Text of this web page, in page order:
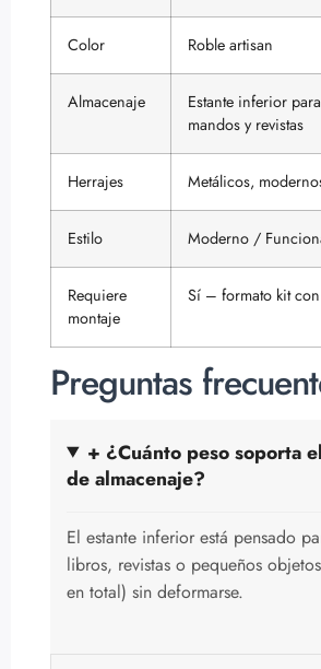
Color Roble artisan
Almacenaje
Estante inferior
mandos y revistas
Herrajes Metálicos,
Estilo Moderno /
Requiere
montaje
Sí – formato kit
Preguntas
+ ¿Cuánto peso soporta
de almacenaje?
El estante inferior está pensado
libros, revistas o pequeños
en total) sin deformarse.